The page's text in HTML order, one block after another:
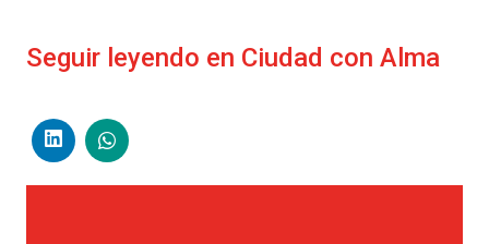
Seguir leyendo en Ciudad con Alma